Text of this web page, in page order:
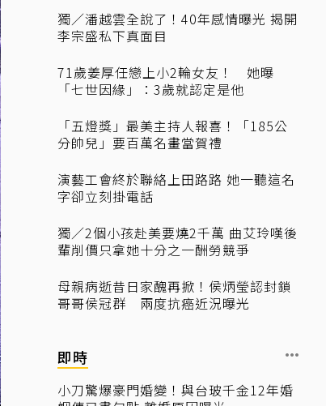
獨／潘越雲全說了！40年感情曝光 揭開
李宗盛私下真面目
71歲姜厚任戀上小2輪女友！ 她曝
「七世因緣」：3歲就認定是他
「五燈獎」最美主持人報喜！「185公
分帥兒」要百萬名畫當賀禮
演藝工會終於聯絡上田路路 她一聽這名
字卻立刻掛電話
獨／2個小孩赴美要燒2千萬 曲艾玲嘆後
輩削價只拿她十分之一酬勞競爭
母親病逝昔日家醜再掀！侯炳瑩認封鎖
哥哥侯冠群 兩度抗癌近況曝光
即時
小刀驚爆豪門婚變！與台玻千金12年婚